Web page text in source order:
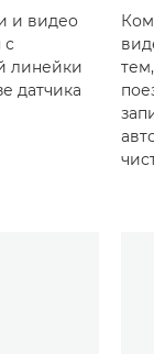
и видео
с
линейки
датчика